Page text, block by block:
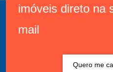
imóveis direto na
mail
Quero me